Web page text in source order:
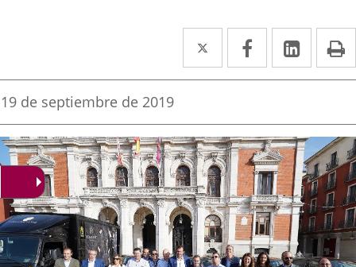
Twitter
Enlace
a
aplicación
externa.
Facebook
Enlace
a
aplicación
externa.
Enlace
a
Fecha
la
noticia
19 de septiembre de 2019